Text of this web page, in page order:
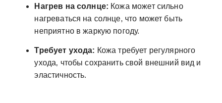
Нагрев на солнце: Кожа может сильно
нагреваться на солнце‚ что может быть
неприятно в жаркую погоду.
Требует ухода: Кожа требует регулярного
ухода‚ чтобы сохранить свой внешний вид и
эластичность.